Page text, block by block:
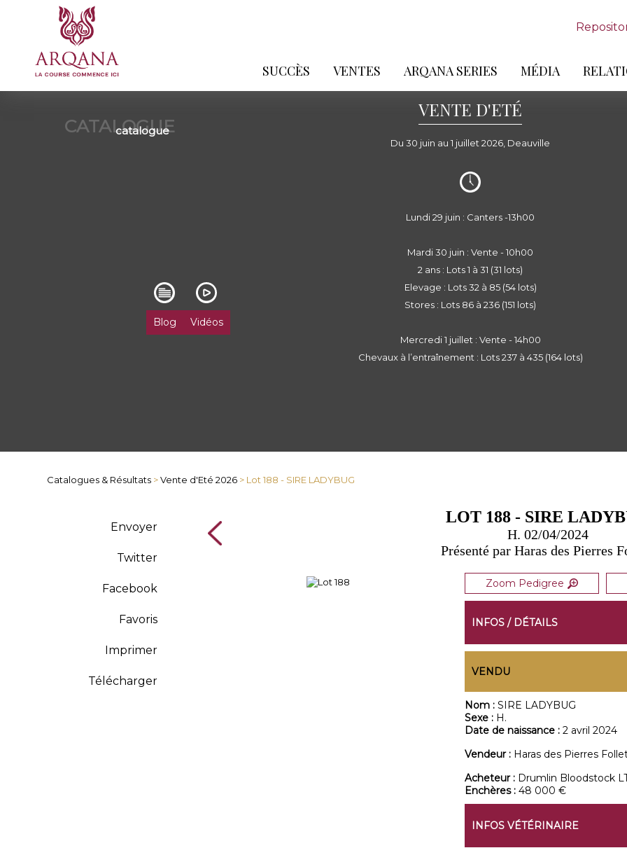
SUCCÈS VENTES ARQANA SERIES MÉDIA
CATALOGUE
catalogue
VENTE D'ETÉ
Du 30 juin au 1 juillet 2026, Deauville
Blog Vidéos
Lundi 29 juin : Canters -13h00
Mardi 30 juin : Vente - 10h00
2 ans : Lots 1 à 31 (31 lots)
Elevage : Lots 32 à 85 (54 lots)
Stores : Lots 86 à 236 (151 lots)
Mercredi 1 juillet : Vente - 14h00
Chevaux à l’entraînement : Lots 237 à 435 (164 lots)
Catalogues & Résultats >Vente d'Eté 2026 > Lot 188 - SIRE LADYBUG
Envoyer
Twitter
Facebook
Favoris
Imprimer
Télécharger
LOT 188 - SIRE
H. 02/04/2024
Présenté par Haras des Pierres
Zoom Pedigree
INFOS / DÉTAILS
VENDU
Nom : SIRE LADYBUG
Sexe : H.
Date de naissance : 2 avril 2024
Vendeur : Haras des Pierres
Acheteur : Drumlin Bloodstock
Enchères : 48 000 €
INFOS VÉTÉRINAIRE